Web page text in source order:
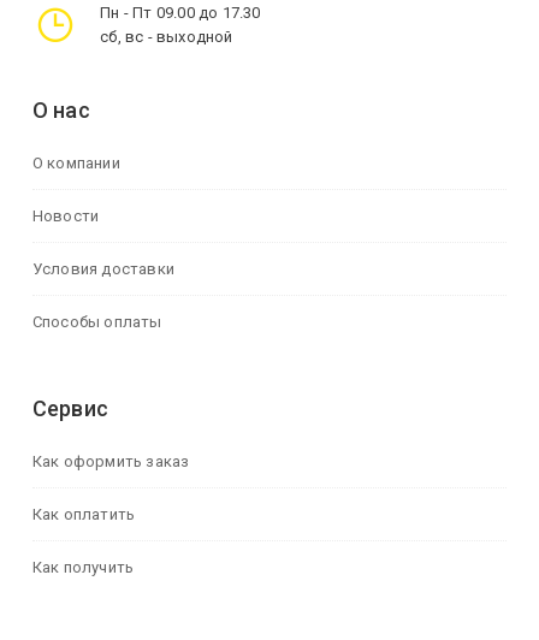
Пн - Пт 09.00 до 17.30
сб, вс - выходной
О нас
О компании
Новости
Условия доставки
Способы оплаты
Сервис
Как оформить заказ
Как оплатить
Как получить